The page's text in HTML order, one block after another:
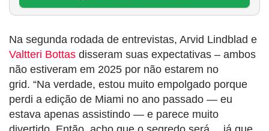
Na segunda rodada de entrevistas, Arvid Lindblad e
Valtteri Bottas disseram suas expectativas – ambos
não estiveram em 2025 por não estarem no
grid. “Na verdade, estou muito empolgado porque
perdi a edição de Miami no ano passado — eu
estava apenas assistindo — e parece muito